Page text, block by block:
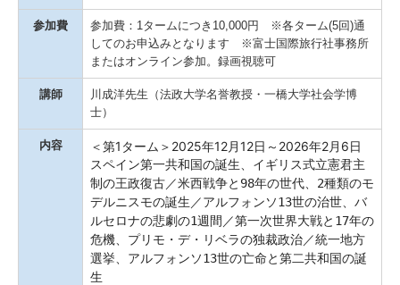
参加費
参加費：1タームにつき10,000円 ※各ターム(5回)通
してのお申込みとなります ※富士国際旅行社事務所
またはオンライン参加。録画視聴可
講師
川成洋先生（法政大学名誉教授・一橋大学社会学博
士）
内容 ＜第1ターム＞2025年12月12日～2026年2月6日
スペイン第一共和国の誕生、イギリス式立憲君主
制の王政復古／米西戦争と98年の世代、2種類のモ
デルニスモの誕生／アルフォンソ13世の治世、バ
ルセロナの悲劇の1週間／第一次世界大戦と17年の
危機、プリモ・デ・リベラの独裁政治／統一地方
選挙、アルフォンソ13世の亡命と第二共和国の誕
生